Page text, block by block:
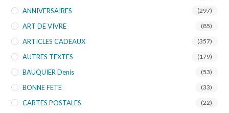
ANNIVERSAIRES (297)
ART DE VIVRE (85)
ARTICLES CADEAUX (357)
AUTRES TEXTES (179)
BAUQUIER Denis (53)
BONNE FETE (33)
CARTES POSTALES (22)